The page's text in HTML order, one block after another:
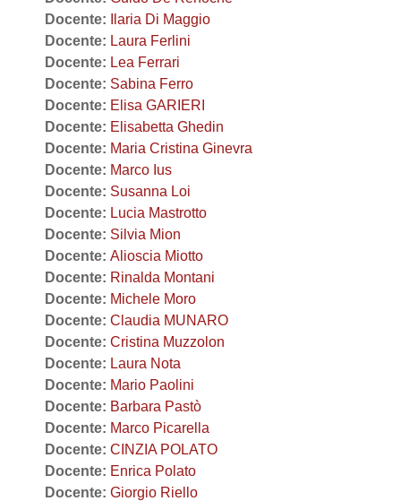
Docente:
Ilaria Di Maggio
Docente: Laura Ferlini
Docente: Lea Ferrari
Docente: Sabina Ferro
Docente: Elisa GARIERI
Docente: Elisabetta Ghedin
Docente: Maria Cristina Ginevra
Docente: Marco Ius
Docente: Susanna Loi
Docente: Lucia Mastrotto
Docente: Silvia Mion
Docente: Alioscia Miotto
Docente: Rinalda Montani
Docente: Michele Moro
Docente: Claudia MUNARO
Docente: Cristina Muzzolon
Docente: Laura Nota
Docente: Mario Paolini
Docente: Barbara Pastò
Docente: Marco Picarella
Docente: CINZIA POLATO
Docente: Enrica Polato
Docente: Giorgio Riello